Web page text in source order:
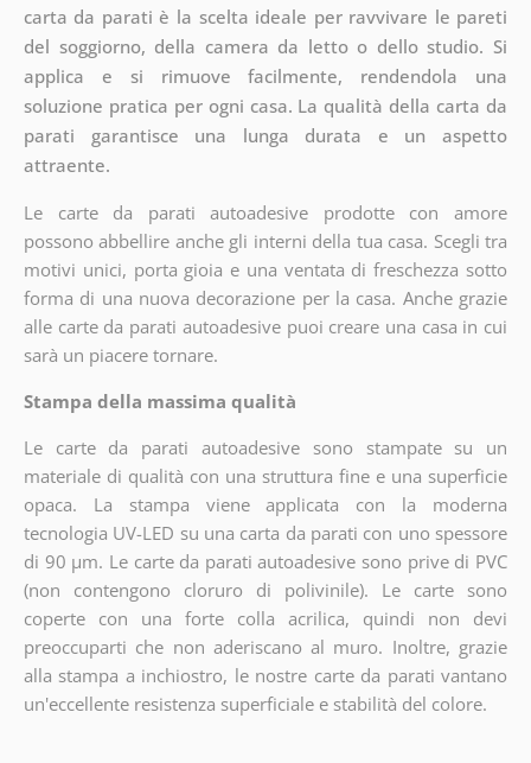
carta da parati è la scelta ideale per ravvivare le pareti
del soggiorno, della camera da letto o dello studio. Si
applica e si rimuove facilmente, rendendola una
soluzione pratica per ogni casa. La qualità della carta da
parati garantisce una lunga durata e un aspetto
attraente.
Le carte da parati autoadesive prodotte con amore
possono abbellire anche gli interni della tua casa. Scegli tra
motivi unici, porta gioia e una ventata di freschezza sotto
forma di una nuova decorazione per la casa. Anche grazie
alle carte da parati autoadesive puoi creare una casa in cui
sarà un piacere tornare.
Stampa della massima qualità
Le carte da parati autoadesive sono stampate su un
materiale di qualità con una struttura fine e una superficie
opaca. La stampa viene applicata con la moderna
tecnologia UV-LED su una carta da parati con uno spessore
di 90 µm. Le carte da parati autoadesive sono prive di PVC
(non contengono cloruro di polivinile). Le carte sono
coperte con una forte colla acrilica, quindi non devi
preoccuparti che non aderiscano al muro. Inoltre, grazie
alla stampa a inchiostro, le nostre carte da parati vantano
un'eccellente resistenza superficiale e stabilità del colore.